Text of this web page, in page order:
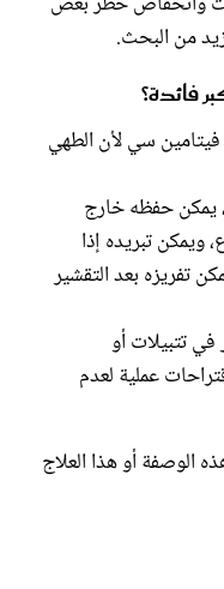
من البحث.
فائدة؟
فيتامين سي لأن الطهي
حفظه خارج
ويمكن تبريده إذا
تفريزه بعد التقشير
تتبيلات أو
عملية لعدم
أو هذا العلاج